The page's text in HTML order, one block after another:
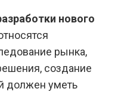
нового
рынка,
создание
должен уметь